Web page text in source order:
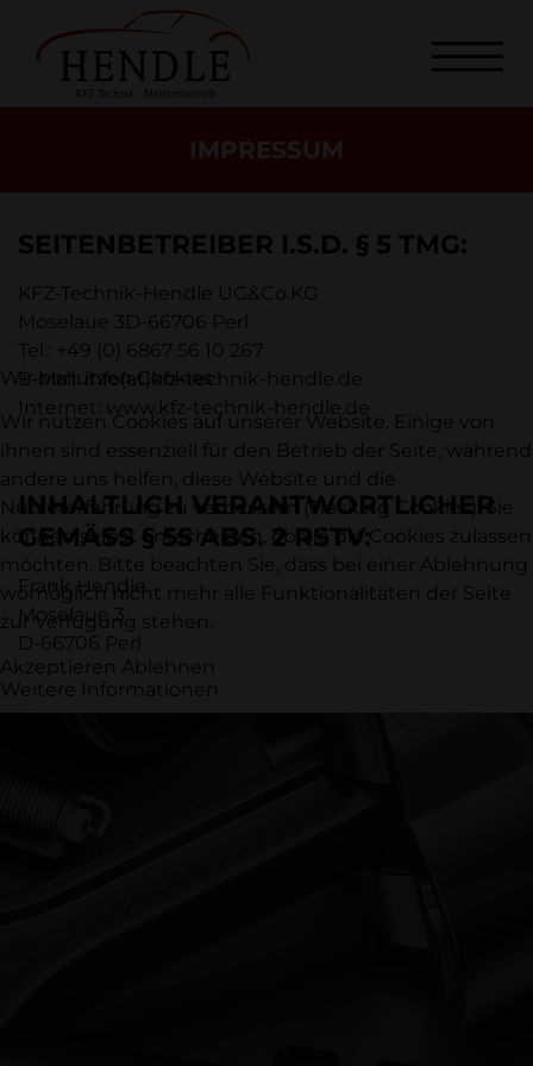
SEI­TEN­BE­TREI­BER I.S.D. § 5 TMG:
KFZ-Technik-Hendle UG&Co.KG
Moselaue 3D-66706 Perl
Tel.: +49 (0) 6867 56 10 267
E-Mail: info(at)kfz-technik-hendle.de
In­ter­net:
www.kfz-technik-hendle.de
IN­HALT­LICH VER­ANT­WORT­LI­CHER
GE­MÄSS § 55 ABS. 2 RSTV:
Frank Hendle
Moselaue 3
D-66706 Perl
Wir benutzen Cookies
Wir nutzen Cookies auf unserer Website. Einige von
ihnen sind essenziell für den Betrieb der Seite, während
andere uns helfen, diese Website und die
Nutzererfahrung zu verbessern (Tracking Cookies). Sie
können selbst entscheiden, ob Sie die Cookies zulassen
möchten. Bitte beachten Sie, dass bei einer Ablehnung
womöglich nicht mehr alle Funktionalitäten der Seite
zur Verfügung stehen.
Akzeptieren Ablehnen
Weitere Informationen